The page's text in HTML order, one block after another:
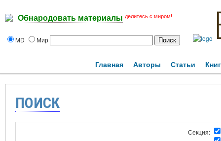
Обнародовать материалы делитесь с миром!
MD Мир
Главная Авторы Статьи
ПОИСК
Секция: